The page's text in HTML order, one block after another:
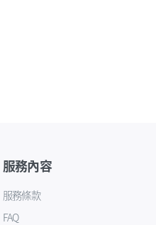
服務內容
服務條款
FAQ